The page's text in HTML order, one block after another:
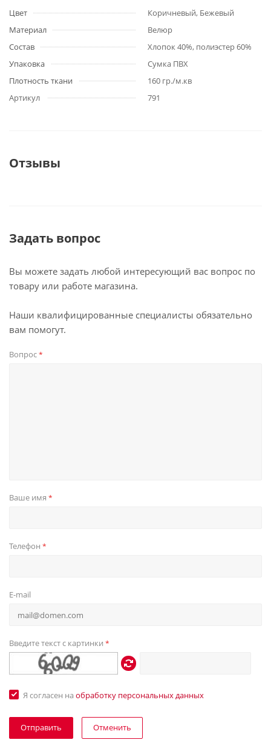
Цвет
Коричневый, Бежевый
Материал
Велюр
Состав
Хлопок 40%, полиэстер 60%
Упаковка
Сумка ПВХ
Плотность ткани
160 гр./м.кв
Артикул
791
Отзывы
Задать вопрос
Вы можете задать любой интересующий вас вопрос по
товару или работе магазина.
Наши квалифицированные специалисты обязательно
вам помогут.
Вопрос*
Ваше имя *
Телефон *
E-mail
Введите текст с картинки *
Я согласен на обработку персональных данных
Отменить